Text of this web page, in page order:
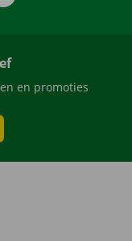
en promoties